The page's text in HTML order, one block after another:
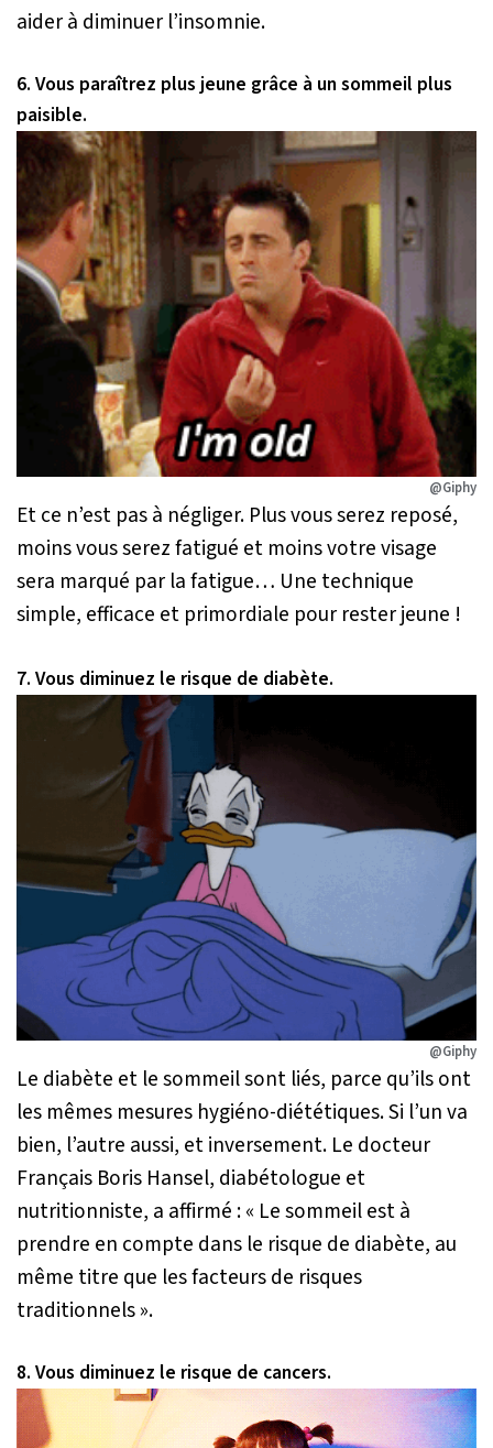
aider à diminuer l’insomnie.
6. Vous paraîtrez plus jeune grâce à un sommeil plus
paisible.
@Giphy
Et ce n’est pas à négliger. Plus vous serez reposé,
moins vous serez fatigué et moins votre visage
sera marqué par la fatigue… Une technique
simple, efficace et primordiale pour rester jeune !
7. Vous diminuez le risque de diabète.
@Giphy
Le diabète et le sommeil sont liés, parce qu’ils ont
les mêmes mesures hygiéno-diététiques. Si l’un va
bien, l’autre aussi, et inversement. Le docteur
Français Boris Hansel, diabétologue et
nutritionniste, a affirmé : « Le sommeil est à
prendre en compte dans le risque de diabète, au
même titre que les facteurs de risques
traditionnels ».
8. Vous diminuez le risque de cancers.